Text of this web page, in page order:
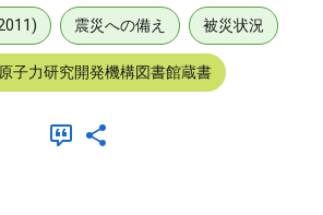
震災への備え 被災状況
子力研究開発機構図書館蔵書